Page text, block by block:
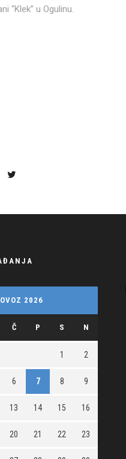
“Klek” u Ogulinu.
2026
Č P S N
1 2
6 7 8 9
13 14 15 16
20 21 22 23